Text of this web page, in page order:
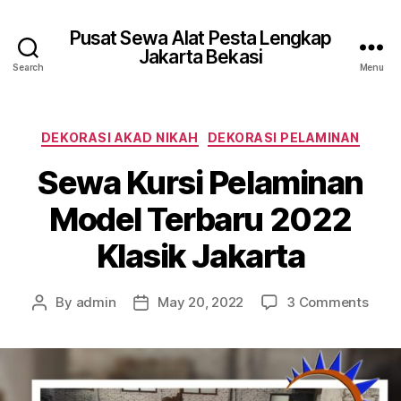
Search
Pusat Sewa Alat Pesta Lengkap
Jakarta Bekasi
Menu
Categories
DEKORASI AKAD NIKAH DEKORASI PELAMINAN
Sewa Kursi Pelaminan
Model Terbaru 2022
Klasik Jakarta
Post
By admin
PostMay 20, 2022 3 Commentson